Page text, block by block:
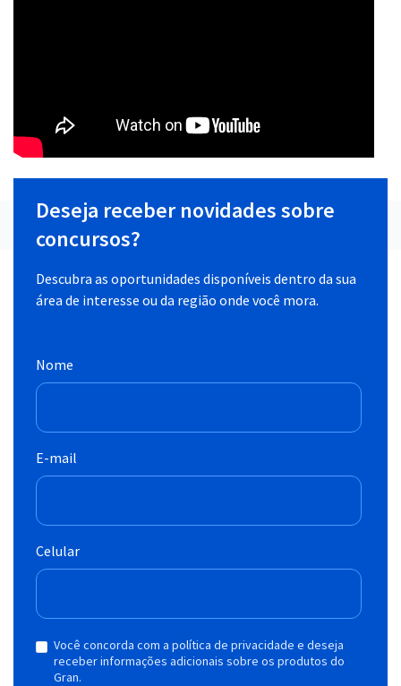
Deseja receber novidades sobre
concursos?
Descubra as oportunidades disponíveis dentro da sua
área de interesse ou da região onde você mora.
Nome
E-mail
Celular
Você concorda com a política de privacidade e deseja
receber informações adicionais sobre os produtos do
Gran.